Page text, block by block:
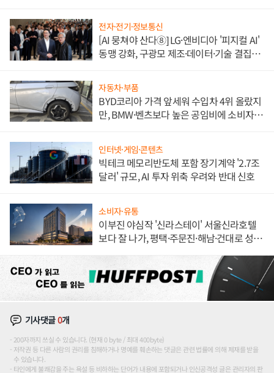
전자·전기·정보통신
[AI 뭉쳐야 산다⑧] LG·엔비디아 '피지컬 AI'
동맹 강화, 구광모 제조·데이터·기술 결집
자동차·부품
BYD코리아 가격 앞세워 수입차 4위 올랐지
만, BMW·벤츠보다 높은 공임비에 소비자
인터넷·게임·콘텐츠
빅테크 메모리반도체 포함 장기계약 '2.7조
달러' 규모, AI 투자 위축 우려와 반대 신호
소비자·유통
이부진 야심작 '신라스테이' 서울신라호텔
보다 잘 나가, 평택·주문진·해남·건대로 성
기사댓글0개
200자까지 쓰실 수 있습니다. (현재 0 byte / 최대 400byte)
저작권 등 다른 사람의 권리를 침해하거나 명예를 훼손하는 댓글은 관련 법률에 의해 제재를 받을
수 있습니다.
타인에게 불쾌감을 주는 욕설 등 비하하는 단어가 내용에 포함되거나 인신공격성 글은 관리자의 판